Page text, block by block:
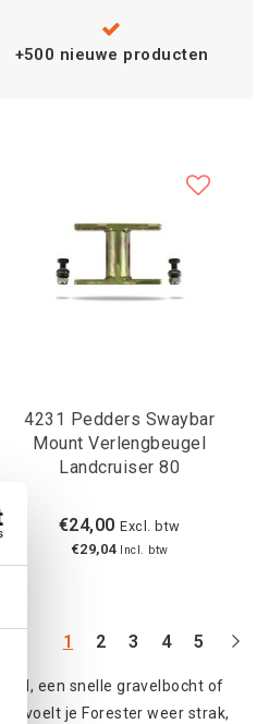
+500 nieuwe producten
4231 Pedders Swaybar
Mount Verlengbeugel
Landcruiser 80
€24,00 Excl. btw
€29,04
Incl. btw
1 2 3 4 5
een snelle gravelbocht of
voelt je Forester weer strak,